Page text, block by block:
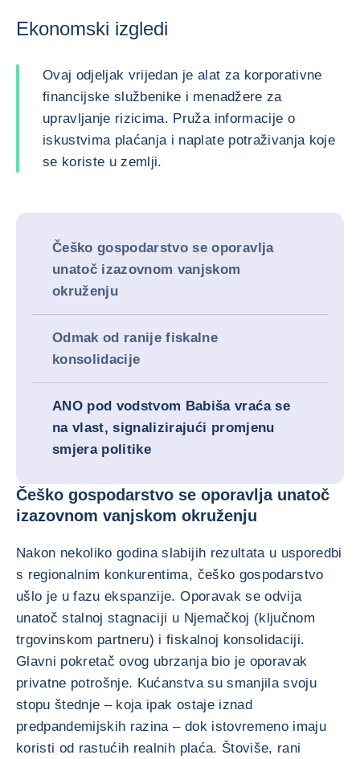
Ekonomski izgledi
Ovaj odjeljak vrijedan je alat za korporativne
financijske službenike i menadžere za
upravljanje rizicima. Pruža informacije o
iskustvima plaćanja i naplate potraživanja koje
se koriste u zemlji.
Češko gospodarstvo se oporavlja
unatoč izazovnom vanjskom
okruženju
Odmak od ranije fiskalne
konsolidacije
ANO pod vodstvom Babiša vraća se
na vlast, signalizirajući promjenu
smjera politike
Češko gospodarstvo se oporavlja unatoč
izazovnom vanjskom okruženju
Nakon nekoliko godina slabijih rezultata u usporedbi
s regionalnim konkurentima, češko gospodarstvo
ušlo je u fazu ekspanzije. Oporavak se odvija
unatoč stalnoj stagnaciji u Njemačkoj (ključnom
trgovinskom partneru) i fiskalnoj konsolidaciji.
Glavni pokretač ovog ubrzanja bio je oporavak
privatne potrošnje. Kućanstva su smanjila svoju
stopu štednje – koja ipak ostaje iznad
predpandemijskih razina – dok istovremeno imaju
koristi od rastućih realnih plaća. Štoviše, rani